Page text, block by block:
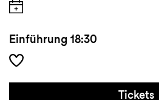
Einführung 18:30
Tickets